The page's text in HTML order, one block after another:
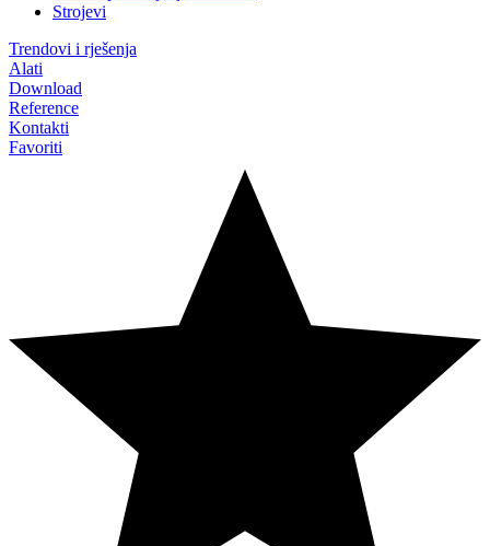
Strojevi
Trendovi i rješenja
Alati
Download
Reference
Kontakti
Favoriti